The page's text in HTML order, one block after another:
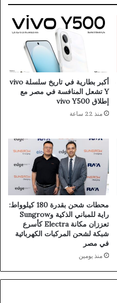
أكبر بطارية في تاريخ سلسلة vivo
Y تشعل المنافسة في مصر مع
إطلاق vivo Y500
منذ 22 ساعة
محطات شحن بقدرة 180 كيلوواط:
راية للمباني الذكية وSungrow
تعززان مكانة Electra كأسرع
شبكة لشحن المركبات الكهربائية
في مصر
منذ يومين